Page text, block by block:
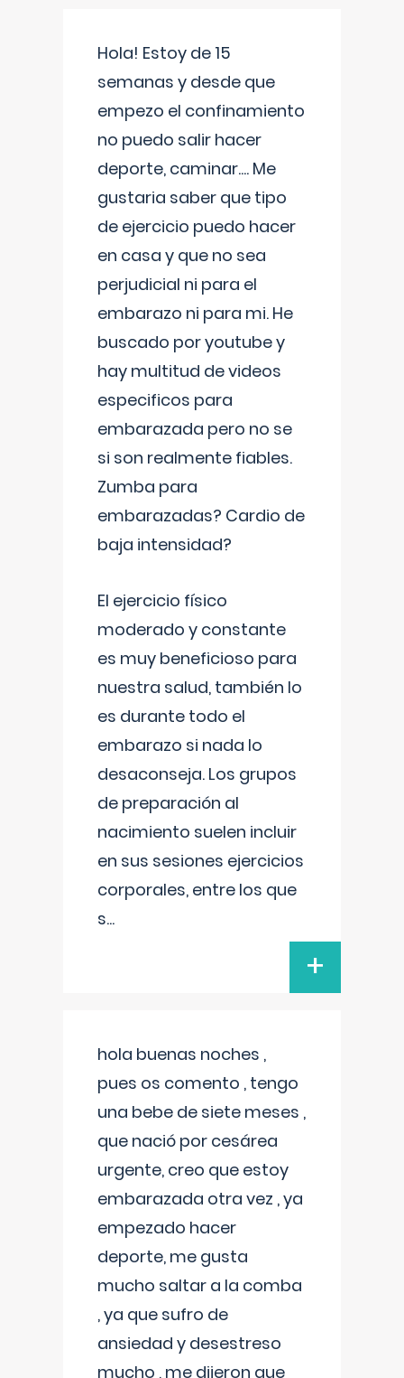
Hola! Estoy de 15
semanas y desde que
empezo el confinamiento
no puedo salir hacer
deporte, caminar.... Me
gustaria saber que tipo
de ejercicio puedo hacer
en casa y que no sea
perjudicial ni para el
embarazo ni para mi. He
buscado por youtube y
hay multitud de videos
especificos para
embarazada pero no se
si son realmente fiables.
Zumba para
embarazadas? Cardio de
baja intensidad?
El ejercicio físico
moderado y constante
es muy beneficioso para
nuestra salud, también lo
es durante todo el
embarazo si nada lo
desaconseja. Los grupos
de preparación al
nacimiento suelen incluir
en sus sesiones ejercicios
corporales, entre los que
s...
+
hola buenas noches ,
pues os comento , tengo
una bebe de siete meses ,
que nació por cesárea
urgente, creo que estoy
embarazada otra vez , ya
empezado hacer
deporte, me gusta
mucho saltar a la comba
, ya que sufro de
ansiedad y desestreso
mucho , me dijeron que